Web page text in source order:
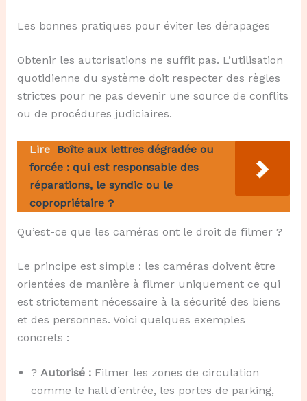
Les bonnes pratiques pour éviter les dérapages
Obtenir les autorisations ne suffit pas. L’utilisation
quotidienne du système doit respecter des règles
strictes pour ne pas devenir une source de conflits
ou de procédures judiciaires.
Lire Boîte aux lettres dégradée ou
forcée : qui est responsable des
réparations, le syndic ou le
copropriétaire ?
Qu’est-ce que les caméras ont le droit de filmer ?
Le principe est simple : les caméras doivent être
orientées de manière à filmer uniquement ce qui
est strictement nécessaire à la sécurité des biens
et des personnes. Voici quelques exemples
concrets :
? Autorisé :Filmer les zones de circulation
comme le hall d’entrée, les portes de parking,